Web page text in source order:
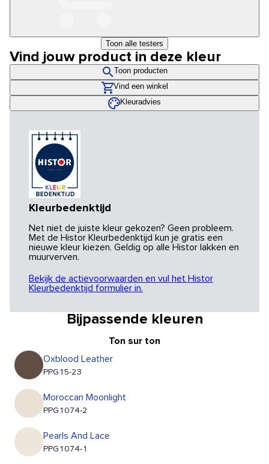
Toon alle testers
Vind jouw product in deze kleur
Toon producten
Vind een winkel
Kleuradvies
Kleurbedenktijd
Net niet de juiste kleur gekozen? Geen probleem.
Met de Histor Kleurbedenktijd kun je gratis een
nieuwe kleur kiezen. Geldig op alle Histor lakken en
muurverven.
Bekijk de actievoorwaarden en vul het Histor
Kleurbedenktijd formulier in.
Bijpassende kleuren
Ton sur ton
Oxblood Leather
PPG15-23
Moroccan Moonlight
PPG1074-2
Pearls And Lace
PPG1074-1